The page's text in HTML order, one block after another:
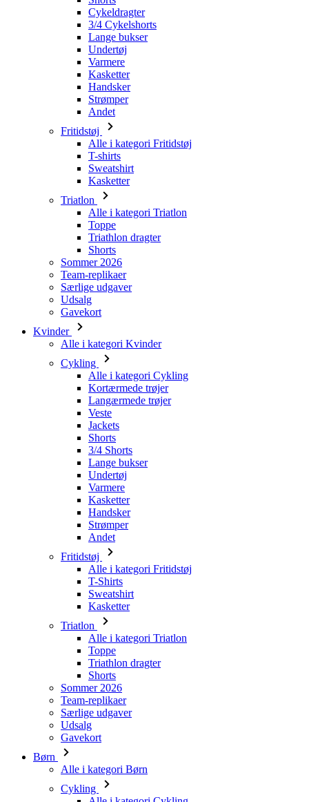
Cykeldragter
3/4 Cykelshorts
Lange bukser
Undertøj
Varmere
Kasketter
Handsker
Strømper
Andet
Fritidstøj
Alle i kategori Fritidstøj
T-shirts
Sweatshirt
Kasketter
Triatlon
Alle i kategori Triatlon
Toppe
Triathlon dragter
Shorts
Sommer 2026
Team-replikaer
Særlige udgaver
Udsalg
Gavekort
Kvinder
Alle i kategori Kvinder
Cykling
Alle i kategori Cykling
Kortærmede trøjer
Langærmede trøjer
Veste
Jackets
Shorts
3/4 Shorts
Lange bukser
Undertøj
Varmere
Kasketter
Handsker
Strømper
Andet
Fritidstøj
Alle i kategori Fritidstøj
T-Shirts
Sweatshirt
Kasketter
Triatlon
Alle i kategori Triatlon
Toppe
Triathlon dragter
Shorts
Sommer 2026
Team-replikaer
Særlige udgaver
Udsalg
Gavekort
Børn
Alle i kategori Børn
Cykling